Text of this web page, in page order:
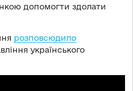
допомогти здолати
розповсюдило
українського